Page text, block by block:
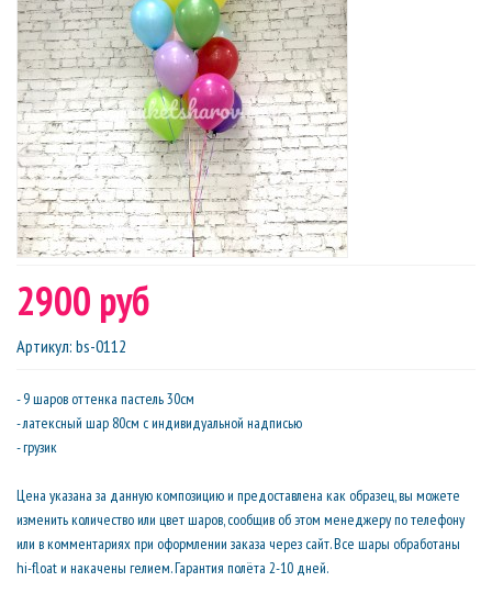
2900 руб
Артикул: bs-0112
- 9 шаров оттенка пастель 30см
- латексный шар 80см с индивидуальной надписью
- грузик
Цена указана за данную композицию и предоставлена как образец, вы можете
изменить количество или цвет шаров, сообщив об этом менеджеру по телефону
или в комментариях при оформлении заказа через сайт. Все шары обработаны
hi-float и накачены гелием. Гарантия полёта 2-10 дней.